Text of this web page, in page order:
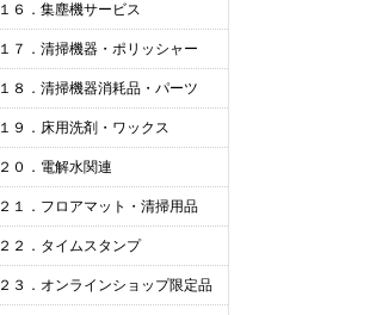
１６．集塵機サービス
１７．清掃機器・ポリッシャー
１８．清掃機器消耗品・パーツ
１９．床用洗剤・ワックス
２０．電解水関連
２１．フロアマット・清掃用品
２２．タイムスタンプ
２３．オンラインショップ限定品